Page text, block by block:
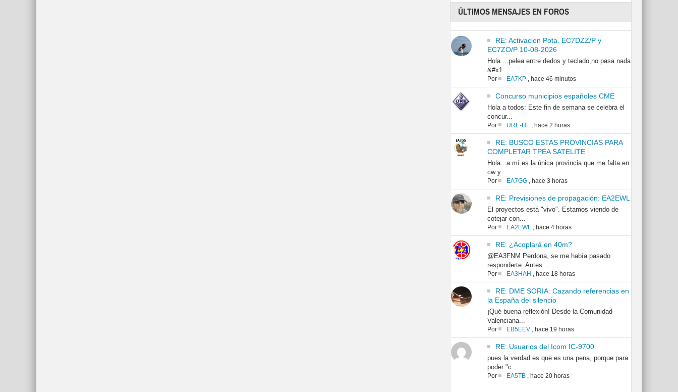
ÚLTIMOS MENSAJES EN FOROS
RE: Activacion Pota. EC7DZZ/P y
EC7ZO/P 10-08-2026
Hola ...pelea entre dedos y teclado,no pasa nada
&#x1...
Por EA7KP, hace 46 minutos
Concurso municipios españoles CME
Hola a todos: Este fin de semana se celebra el
concur...
Por URE-HF, hace 2 horas
RE: BUSCO ESTAS PROVINCIAS PARA
COMPLETAR TPEA SATELITE
Hola...a mí es la única provincia que me falta en
cw y ...
Por EA7GG, hace 3 horas
RE: Previsiones de propagación: EA2EWL
El proyectos está "vivo". Estamos viendo de
cotejar con...
Por EA2EWL, hace 4 horas
RE: ¿Acoplará en 40m?
@EA3FNM Perdona, se me había pasado
responderte. Antes ...
Por EA3HAH , hace 18 horas
RE: DME SORIA: Cazando referencias en
la España del silencio
¡Qué buena reflexión! Desde la Comunidad
Valenciana...
Por EB5EEV, hace 19 horas
RE: Usuarios del Icom IC-9700
pues la verdad es que es una pena, porque para
poder "c...
Por EA5TB, hace 20 horas